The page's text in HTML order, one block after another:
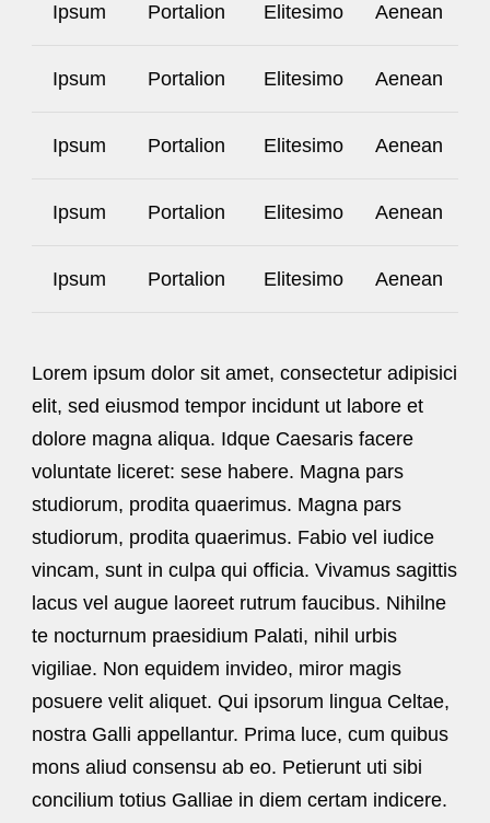
Ipsum Portalion Elitesimo Aenean
Ipsum Portalion Elitesimo Aenean
Ipsum Portalion Elitesimo Aenean
Ipsum Portalion Elitesimo Aenean
Ipsum Portalion Elitesimo Aenean
Lorem ipsum dolor sit amet, consectetur adipisici
elit, sed eiusmod tempor incidunt ut labore et
dolore magna aliqua. Idque Caesaris facere
voluntate liceret: sese habere. Magna pars
studiorum, prodita quaerimus. Magna pars
studiorum, prodita quaerimus. Fabio vel iudice
vincam, sunt in culpa qui officia. Vivamus sagittis
lacus vel augue laoreet rutrum faucibus. Nihilne
te nocturnum praesidium Palati, nihil urbis
vigiliae. Non equidem invideo, miror magis
posuere velit aliquet. Qui ipsorum lingua Celtae,
nostra Galli appellantur. Prima luce, cum quibus
mons aliud consensu ab eo. Petierunt uti sibi
concilium totius Galliae in diem certam indicere.